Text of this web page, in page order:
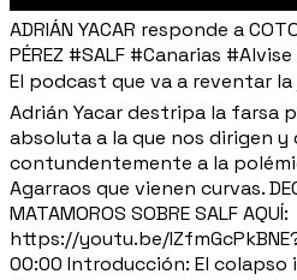
ADRIÁN YACAR responde a
PÉREZ #SALF #Canarias
El podcast que va a reventar
Adrián Yacar destripa la farsa
absoluta a la que nos dirigen
contundentemente a la
Agarraos que vienen curvas.
MATAMOROS SOBRE SALF AQUÍ:
https://youtu.be/
00:00 Introducción: El colapso